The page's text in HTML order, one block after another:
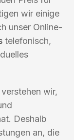
wir einige
unser Online-
telefonisch,
wir,
Deshalb
an, die